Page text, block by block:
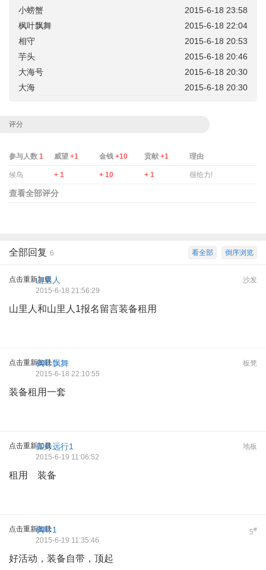
小螃蟹
2015-6-18 23:58
枫叶飘舞
2015-6-18 22:04
相守
2015-6-18 20:53
芋头
2015-6-18 20:46
大海号
2015-6-18 20:30
大海
2015-6-18 20:30
评分
参与人数 1 威望 +1 金钱 +10 贡献 +1 理由
候鸟 + 1 + 10 + 1 很给力!
查看全部评分
倒序浏览
看全部
全部回复 6
点击重新加载 沙发
山里人
2015-6-18 21:56:29
山里人和山里人1报名留言装备租用
点击重新加载 板凳
枫叶飘舞
2015-6-18 22:10:55
装备租用一套
点击重新加载 地板
孤舟远行1
2015-6-19 11:06:52
租用 装备
点击重新加载 5#
枫叶1
2015-6-19 11:35:46
好活动，装备自带，顶起